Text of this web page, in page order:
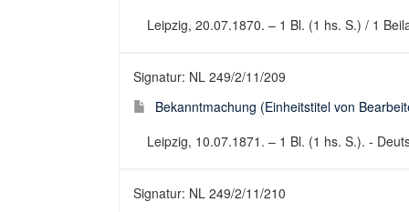
Leipzig, 20.07.1870. – 1 Bl. (1 hs. S.) / 1
Signatur: NL 249/2/11/209
Bekanntmachung (Einheitstitel von
Leipzig, 10.07.1871. – 1 Bl. (1 hs. S.). -
Signatur: NL 249/2/11/210